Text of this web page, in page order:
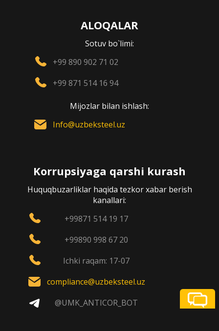
ALOQALAR
Sotuv bo`limi:
+99 890 902 71 02
+99 871 514 16 94
Mijozlar bilan ishlash:
Info@uzbeksteel.uz
Korrupsiyaga qarshi kurash
Huquqbuzarliklar haqida tezkor xabar berish
kanallari:
+99871 514 19 17
+99890 998 67 20
Ichki raqam: 17-07
compliance@uzbeksteel.uz
@UMK_ANTICOR_BOT